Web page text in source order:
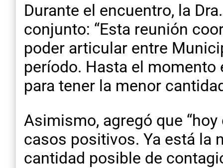
Durante el encuentro, la
conjunto: “Esta reunión
poder articular entre
período. Hasta el
para tener la menor
Asimismo, agregó que
casos positivos. Ya está la
cantidad posible de